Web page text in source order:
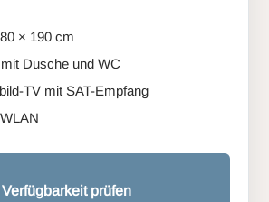
× 190 cm
Dusche und WC
TV mit SAT-Empfang
Verfügbarkeit prüfen